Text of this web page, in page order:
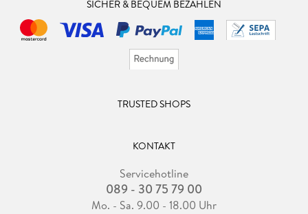
SICHER & BEQUEM BEZAHLEN
TRUSTED SHOPS
KONTAKT
Servicehotline
089 - 30 75 79 00
Mo. - Sa. 9.00 - 18.00 Uhr